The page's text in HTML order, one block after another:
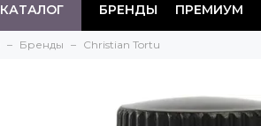
КАТАЛОГ БРЕНДЫ ПРЕМИУМ
Бренды Christian Tortu